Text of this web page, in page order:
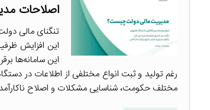
اصلاحات
این افزایش
این سامانه‌ها
رغم تولید و ثبت انواع مختلفی از اطلاعات در
مختلف حکومت، شناسایی مشکلات و اصلاح